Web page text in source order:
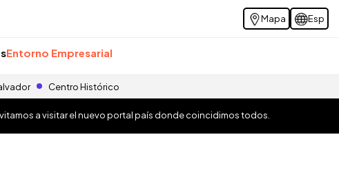
Mapa Esp
Entorno Empresarial
Centro Histórico
a visitar el nuevo portal país donde coincidimos todos.